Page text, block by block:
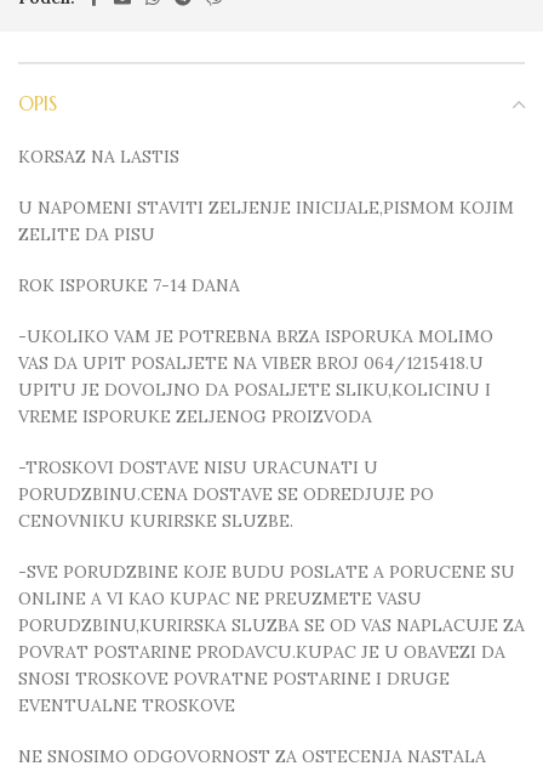
OPIS
KORSAZ NA LASTIS
U NAPOMENI STAVITI ZELJENJE INICIJALE,PISMOM KOJIM
ZELITE DA PISU
ROK ISPORUKE 7-14 DANA
-UKOLIKO VAM JE POTREBNA BRZA ISPORUKA MOLIMO
VAS DA UPIT POSALJETE NA VIBER BROJ 064/1215418.U
UPITU JE DOVOLJNO DA POSALJETE SLIKU,KOLICINU I
VREME ISPORUKE ZELJENOG PROIZVODA
-TROSKOVI DOSTAVE NISU URACUNATI U
PORUDZBINU.CENA DOSTAVE SE ODREDJUJE PO
CENOVNIKU KURIRSKE SLUZBE.
-SVE PORUDZBINE KOJE BUDU POSLATE A PORUCENE SU
ONLINE A VI KAO KUPAC NE PREUZMETE VASU
PORUDZBINU,KURIRSKA SLUZBA SE OD VAS NAPLACUJE ZA
POVRAT POSTARINE PRODAVCU.KUPAC JE U OBAVEZI DA
SNOSI TROSKOVE POVRATNE POSTARINE I DRUGE
EVENTUALNE TROSKOVE
NE SNOSIMO ODGOVORNOST ZA OSTECENJA NASTALA